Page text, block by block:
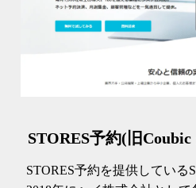
STORES予約(旧
STORES予約を提供している